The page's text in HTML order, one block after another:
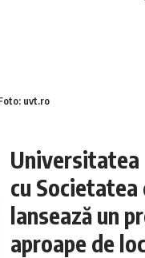
uvt.ro
Universitatea
cu
lansează un
aproape de